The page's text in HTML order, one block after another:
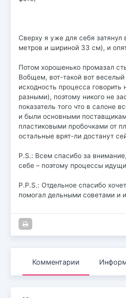
Сверху я уже для себя
метров и шириной 33 см), и
Потом хорошенько промазал
Вобщем, вот-такой вот
исходность процесса
разными), поэтому никого не
показатель того что в салоне
и были основными
пластиковыми пробочками от
остальные врят-ли достанут
P.S.: Всем спасибо за
себе – поэтому процессы
P.P.S.: Отдельное спасибо
помогал дельными советами и
Комментарии